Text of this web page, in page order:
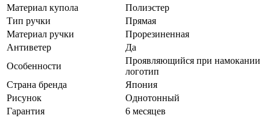
Материал купола
Полиэстер
Тип ручки
Прямая
Материал ручки
Прорезиненная
Антиветер
Да
Особенности
Проявляющийся при намокании
логотип
Страна бренда
Япония
Рисунок
Однотонный
Гарантия
6 месяцев